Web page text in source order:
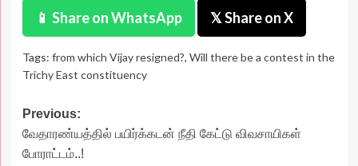
📱 Share on WhatsApp 𝕏 Share on X
Tags: from which Vijay resigned?, Will there be a contest in the
Trichy East constituency
Post
navigation
Previous:
வேதாரண்யத்தில் பயிர்க்கடன் நீதி கேட்டு விவசாயிகள்
போராட்டம்..!